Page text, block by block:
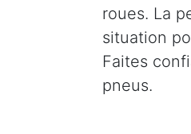
roues. La
situation
Faites
pneus.